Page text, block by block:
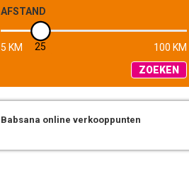
AFSTAND
5 KM 25
100 KM
ZOEKEN
Babsana online verkooppunten